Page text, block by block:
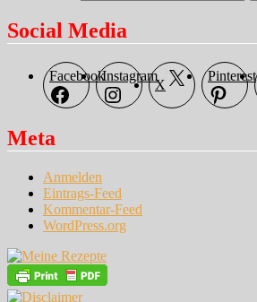
Social Media
FacebookInstagram
X
Pinterest
Meta
Anmelden
Eintrags-Feed
Kommentar-Feed
WordPress.org